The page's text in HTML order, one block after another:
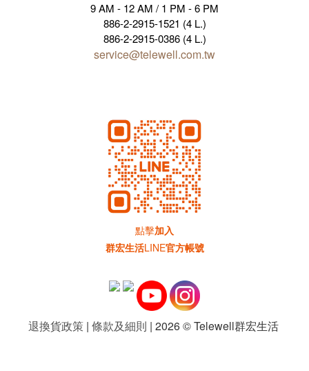
9 AM - 12 AM / 1 PM - 6 PM
886-2-2915-1521 (4 L.)
886-2-2915-0386 (4 L.)
service@telewell.com.tw
點擊加入
群宏生活LINE官方帳號
退換貨政策| 條款及細則 | 2026 © Telewell群宏生活